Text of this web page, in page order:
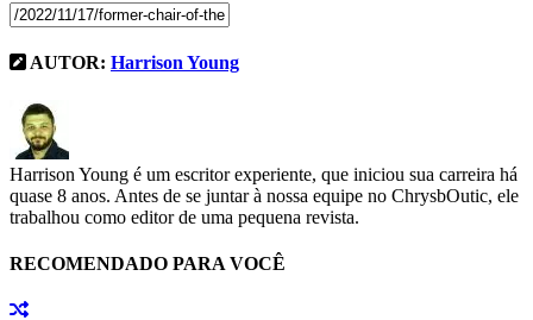
AUTOR: Harrison Young
Harrison Young é um escritor experiente, que iniciou sua carreira há
quase 8 anos. Antes de se juntar à nossa equipe no ChrysbOutic, ele
trabalhou como editor de uma pequena revista.
RECOMENDADO PARA VOCÊ